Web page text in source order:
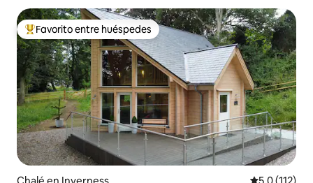
Favorito entre huéspedes preferido
Favorito entre huéspedes